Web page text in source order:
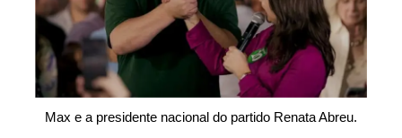
Max e a presidente nacional do partido Renata Abreu.